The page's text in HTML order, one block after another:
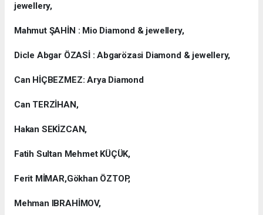
jewellery,
Mahmut ŞAHİN : Mio Diamond & jewellery,
Dicle Abgar ÖZASİ : Abgarözasi Diamond & jewellery,
Can HİÇBEZMEZ: Arya Diamond
Can TERZİHAN,
Hakan SEKİZCAN,
Fatih Sultan Mehmet KÜÇÜK,
Ferit MİMAR,Gökhan ÖZTOP,
Mehman IBRAHİMOV,